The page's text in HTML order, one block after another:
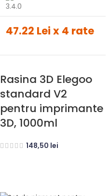
47.22 Lei x 4 rate
Rasina 3D Elegoo
standard V2
pentru imprimante
3D, 1000ml
148,50 lei